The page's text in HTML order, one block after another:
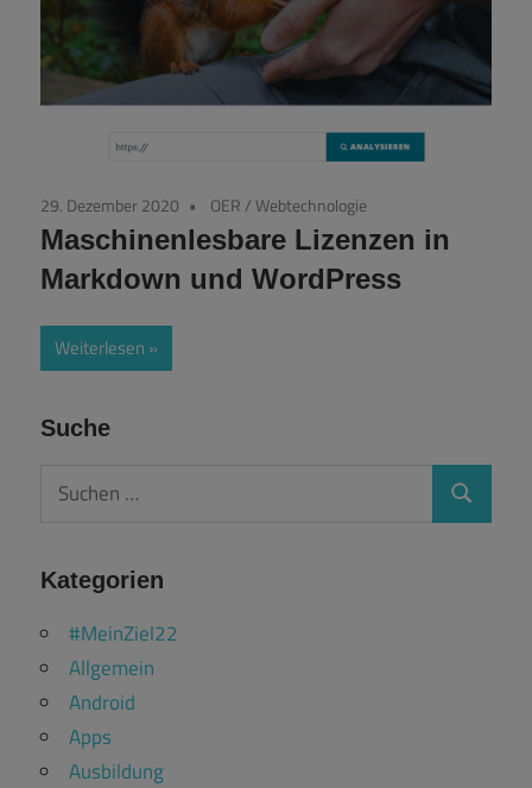
29. Dezember 2020 OER/ Webtechnologie
Maschinenlesbare Lizenzen in
Markdown und WordPress
Weiterlesen
Suche
Suchen
Suchen
Kategorien
#MeinZiel22
Allgemein
Android
Apps
Ausbildung